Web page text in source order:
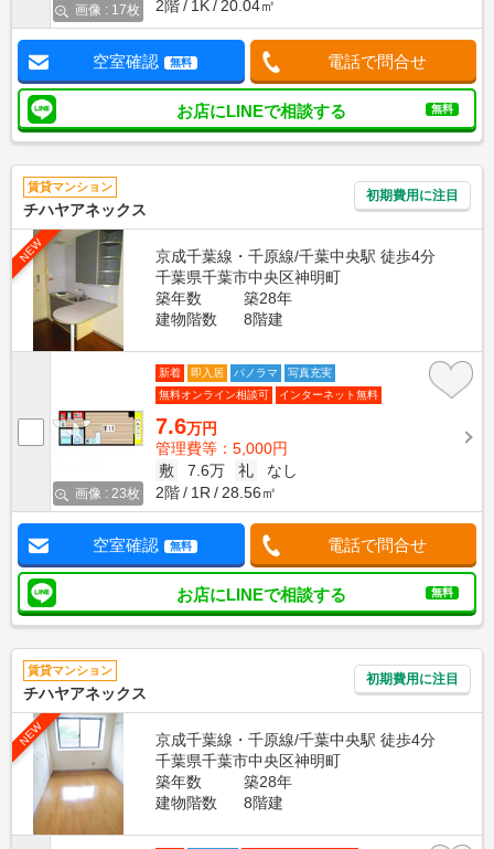
画像 : 17枚
2階
1K 20.04㎡
空室確認 無料 電話で問合せ
お店にLINEで相談する 無料
賃貸マンション
チハヤアネックス
初期費用に注目
NEW
京成千葉線・千原線/千葉中央駅 徒歩4分
千葉県千葉市中央区神明町
築年数
築28年
建物階数
8階建
画像 : 23枚
新着 即入居 パノラマ
写真充実
無料オンライン相談可
インターネット無料
7.6万円
管理費等：5,000円
敷
7.6万 礼
なし
2階
1R 28.56㎡
空室確認 無料 電話で問合せ
お店にLINEで相談する 無料
賃貸マンション
チハヤアネックス
初期費用に注目
NEW
京成千葉線・千原線/千葉中央駅 徒歩4分
千葉県千葉市中央区神明町
築年数
築28年
建物階数
8階建